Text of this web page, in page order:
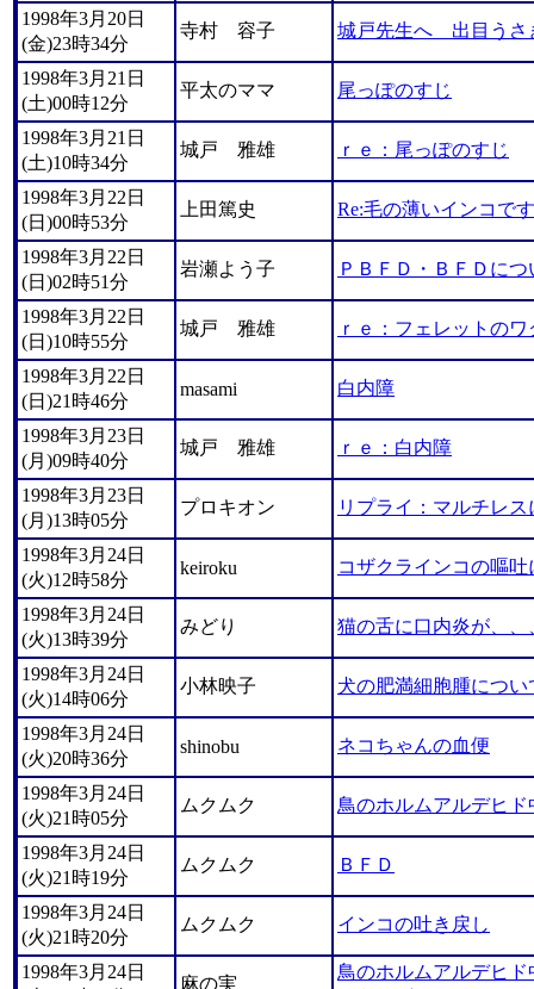
1998年3月20日
(金)23時34分
寺村 容子 城戸先生へ 出目うさ
1998年3月21日
(土)00時12分
平太のママ 尾っぽのすじ
1998年3月21日
(土)10時34分
城戸 雅雄 ｒｅ：尾っぽのすじ
1998年3月22日
(日)00時53分
上田篤史 Re:毛の薄いインコで
1998年3月22日
(日)02時51分
岩瀬よう子 ＰＢＦＤ・ＢＦＤに
1998年3月22日
(日)10時55分
城戸 雅雄 ｒｅ：フェレットの
1998年3月22日
(日)21時46分
masami 白内障
1998年3月23日
(月)09時40分
城戸 雅雄 ｒｅ：白内障
1998年3月23日
(月)13時05分
プロキオン リプライ：マルチレ
1998年3月24日
(火)12時58分
keiroku コザクラインコの嘔吐
1998年3月24日
(火)13時39分
みどり 猫の舌に口内炎が、、
1998年3月24日
(火)14時06分
小林映子 犬の肥満細胞腫につい
1998年3月24日
(火)20時36分
shinobu ネコちゃんの血便
1998年3月24日
(火)21時05分
ムクムク 鳥のホルムアルデヒド
1998年3月24日
(火)21時19分
ムクムク ＢＦＤ
1998年3月24日
(火)21時20分
ムクムク インコの吐き戻し
1998年3月24日
麻の実
鳥のホルムアルデヒ